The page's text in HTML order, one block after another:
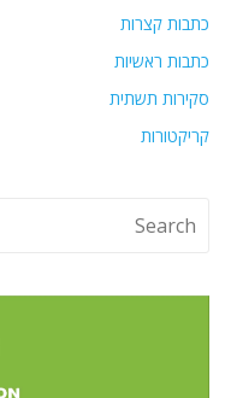
כתבות קצרות
כתבות ראשיות
סקירות תשתית
קריקטורות